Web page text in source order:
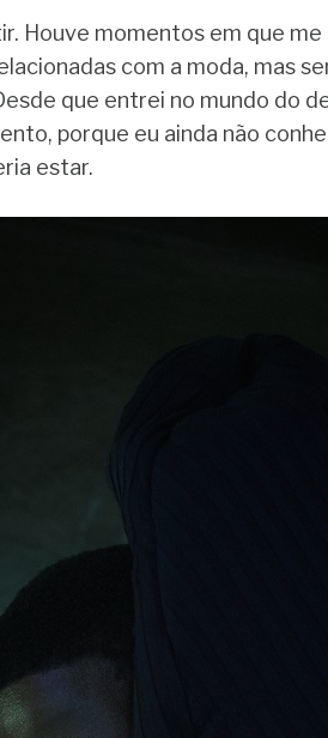
Houve momentos em que
com a moda, mas
que entrei no mundo do
porque eu ainda não
estar.